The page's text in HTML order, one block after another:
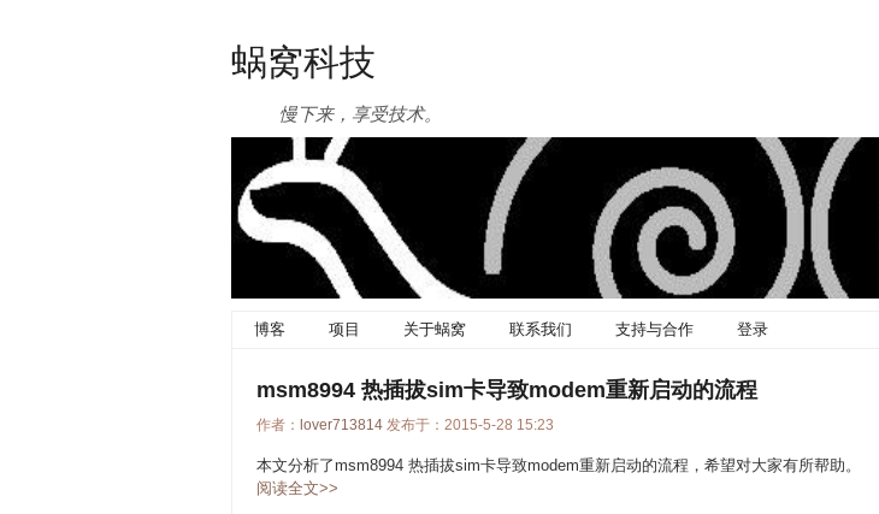
蜗窝科技
慢下来，享受技术。
博客 项目 关于蜗窝 联系我们 支持与合作 登录
msm8994 热插拔sim卡导致modem重新启动的流程
作者： lover713814 发布于：2015-5-28 15:23
本文分析了msm8994 热插拔sim卡导致modem重新启动的流程，希望对大家有所帮助。
阅读全文>>